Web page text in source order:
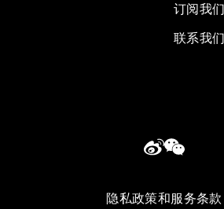
订阅我
联系我们
隐私政策和服务条款